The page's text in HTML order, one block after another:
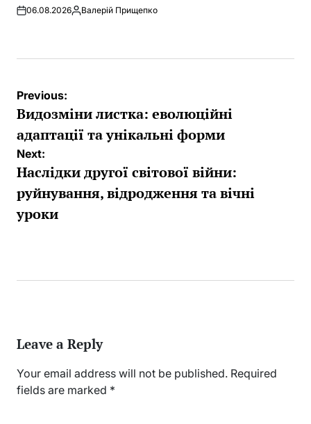
06.08.2026Posted
Валерій Прищепко
Post
navigation
Previous:
Видозміни листка: еволюційні
адаптації та унікальні форми
Next:
Наслідки другої світової війни:
руйнування, відродження та вічні
уроки
Leave a Reply
Your email address will not be published. Required
fields are marked *